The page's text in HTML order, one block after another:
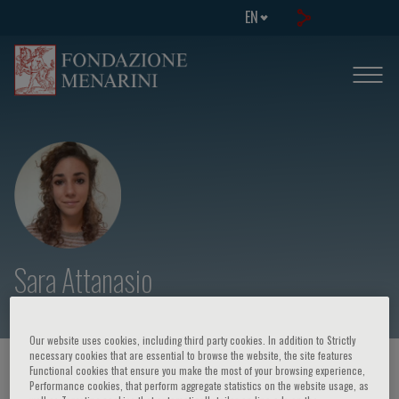
EN
Sara Attanasio
HOME PAGE / COURSES AND EVENTS / SPEAKER
Our website uses cookies, including third party cookies. In addition to Strictly
necessary cookies that are essential to browse the website, the site features
Functional cookies that ensure you make the most of your browsing experience,
Performance cookies, that perform aggregate statistics on the website usage, as